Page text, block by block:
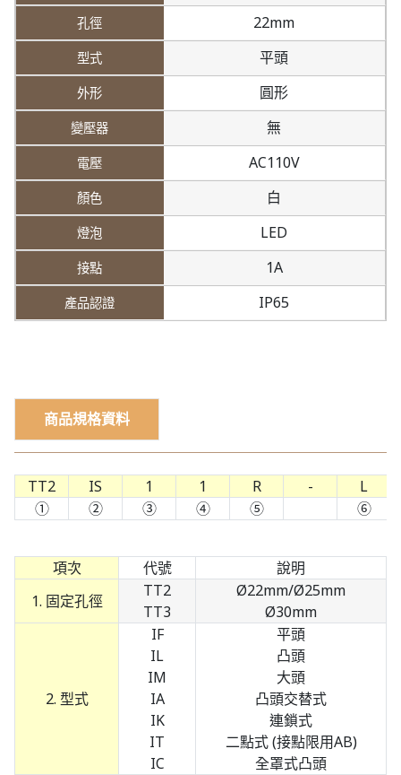
22mm
平頭
圓形
無
AC110V
白
LED
1A
IP65
商品規格資料
TT2 IS 1 1 R -
L
①
② ③ ④ ⑤ ⑥
項次 代號
說明
1. 固定孔徑
TT2
TT3
Ø22mm/Ø25mm
Ø30mm
2. 型式
IF
IL
IM
IA
IK
IT
IC
平頭
凸頭
大頭
凸頭交替式
連鎖式
二點式 (接點限用AB)
全罩式凸頭